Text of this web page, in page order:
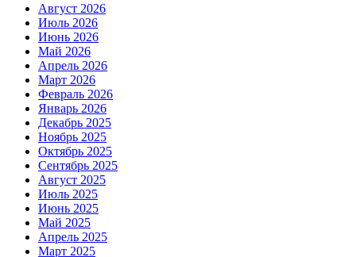
Август 2026
Июль 2026
Июнь 2026
Май 2026
Апрель 2026
Март 2026
Февраль 2026
Январь 2026
Декабрь 2025
Ноябрь 2025
Октябрь 2025
Сентябрь 2025
Август 2025
Июль 2025
Июнь 2025
Май 2025
Апрель 2025
Март 2025